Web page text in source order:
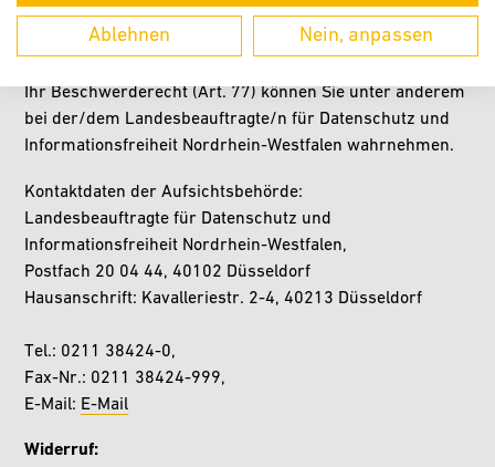
Recht auf Einschränkung der Verarbeitung (Art. 18)
Recht auf Datenübertragbarkeit (Art. 20)
Ihr Beschwerderecht (Art. 77) können Sie unter anderem
bei der/dem Landesbeauftragte/n für Datenschutz und
Informationsfreiheit Nordrhein-Westfalen wahrnehmen.
Kontaktdaten der Aufsichtsbehörde:
Landesbeauftragte für Datenschutz und
Informationsfreiheit Nordrhein-Westfalen,
Postfach 20 04 44, 40102 Düsseldorf
Hausanschrift: Kavalleriestr. 2-4, 40213 Düsseldorf
Tel.: 0211 38424-0,
Fax-Nr.: 0211 38424-999,
E-Mail: E-Mail
Widerruf:
Ablehnen Nein, anpassen